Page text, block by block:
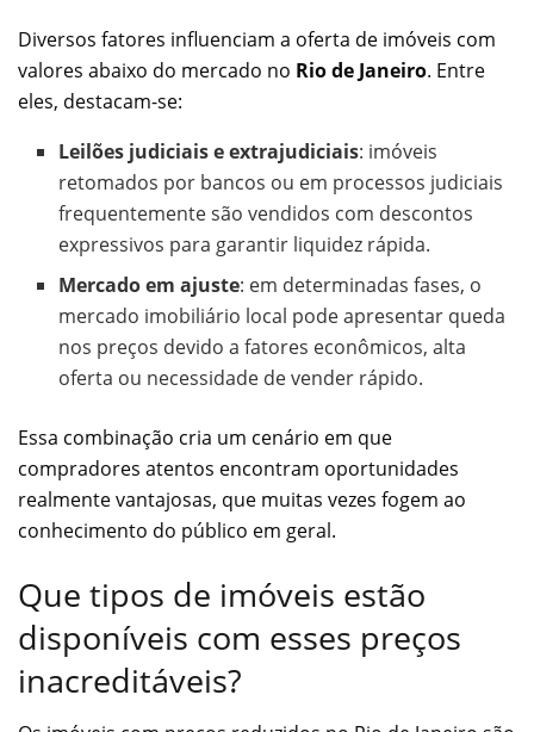
Diversos fatores influenciam a oferta de imóveis com
valores abaixo do mercado no Rio de Janeiro. Entre
eles, destacam-se:
Leilões judiciais e extrajudiciais: imóveis
retomados por bancos ou em processos judiciais
frequentemente são vendidos com descontos
expressivos para garantir liquidez rápida.
Mercado em ajuste: em determinadas fases, o
mercado imobiliário local pode apresentar queda
nos preços devido a fatores econômicos, alta
oferta ou necessidade de vender rápido.
Essa combinação cria um cenário em que
compradores atentos encontram oportunidades
realmente vantajosas, que muitas vezes fogem ao
conhecimento do público em geral.
Que tipos de imóveis estão
disponíveis com esses preços
inacreditáveis?